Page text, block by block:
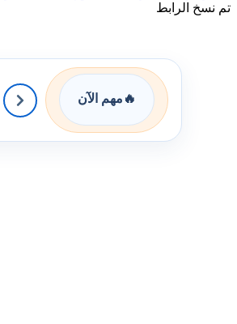
تم نسخ الرابط
🔥 مهم الآن